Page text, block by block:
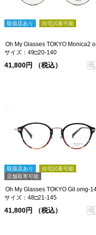
取扱店あり 自宅試着可能
サイズ：49□20-140
41,800円 （税込）
取扱店あり
自宅試着可能
店舗取寄可能
サイズ：48□21-145
41,800円 （税込）